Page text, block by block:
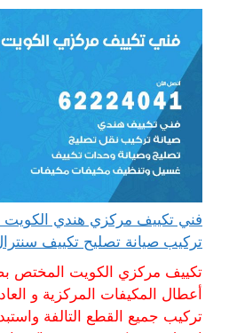
تركيب صيانة تصليح تكييف
تكييف مركزي الكويت المختص
أعطال المكيفات المركزية و
تركيب جميع القطع التالفة